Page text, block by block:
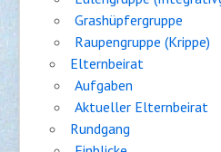
Grashüpfergruppe
Raupengruppe (Krippe)
Elternbeirat
Aufgaben
Aktueller Elternbeirat
Rundgang